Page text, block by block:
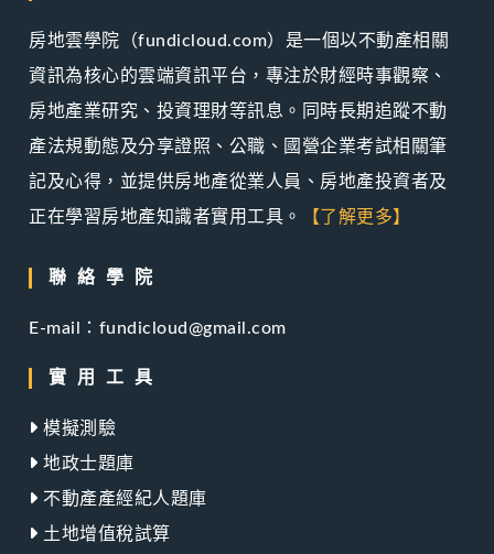
房地雲學院（fundicloud.com）是一個以不動產相關
資訊為核心的雲端資訊平台，專注於財經時事觀察、
房地產業研究、投資理財等訊息。同時長期追蹤不動
產法規動態及分享證照、公職、國營企業考試相關筆
記及心得，並提供房地產從業人員、房地產投資者及
正在學習房地產知識者實用工具。
【了解更多】
聯絡學院
E-mail：fundicloud@gmail.com
實用工具
模擬測驗
地政士題庫
不動產產經紀人題庫
土地增值稅試算